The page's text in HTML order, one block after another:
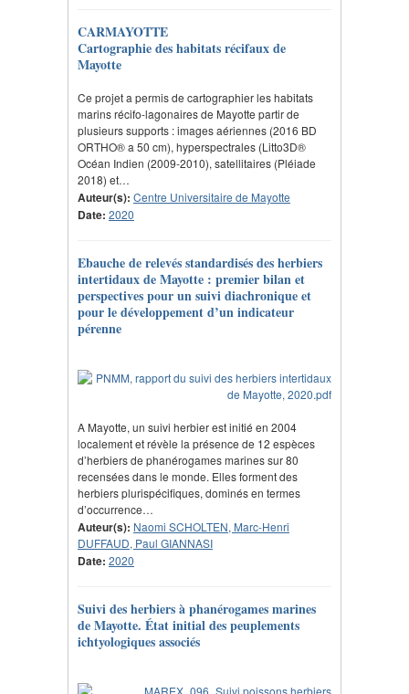
CARMAYOTTE
Cartographie des habitats récifaux de
Mayotte
Ce projet a permis de cartographier les habitats
marins récifo-lagonaires de Mayotte partir de
plusieurs supports : images aériennes (2016 BD
ORTHO® a 50 cm), hyperspectrales (Litto3D®
Océan Indien (2009‐2010), satellitaires (Pléiade
2018) et…
Auteur(s): Centre Universitaire de Mayotte
Date: 2020
Ebauche de relevés standardisés des herbiers
intertidaux de Mayotte : premier bilan et
perspectives pour un suivi diachronique et
pour le développement d’un indicateur
pérenne
A Mayotte, un suivi herbier est initié en 2004
localement et révèle la présence de 12 espèces
d’herbiers de phanérogames marines sur 80
recensées dans le monde. Elles forment des
herbiers plurispécifiques, dominés en termes
d’occurrence…
Auteur(s): Naomi SCHOLTEN, Marc-Henri
DUFFAUD, Paul GIANNASI
Date: 2020
Suivi des herbiers à phanérogames marines
de Mayotte. État initial des peuplements
ichtyologiques associés